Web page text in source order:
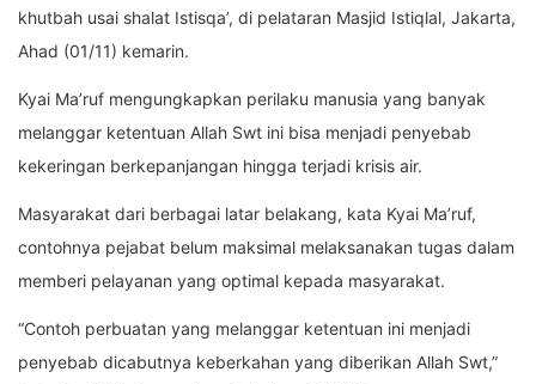
khutbah usai shalat Istisqa’, di pelataran Masjid Istiqlal, Jakarta,
Ahad (01/11) kemarin.
Kyai Ma’ruf mengungkapkan perilaku manusia yang banyak
melanggar ketentuan Allah Swt ini bisa menjadi penyebab
kekeringan berkepanjangan hingga terjadi krisis air.
Masyarakat dari berbagai latar belakang, kata Kyai Ma’ruf,
contohnya pejabat belum maksimal melaksanakan tugas dalam
memberi pelayanan yang optimal kepada masyarakat.
“Contoh perbuatan yang melanggar ketentuan ini menjadi
penyebab dicabutnya keberkahan yang diberikan Allah Swt,”